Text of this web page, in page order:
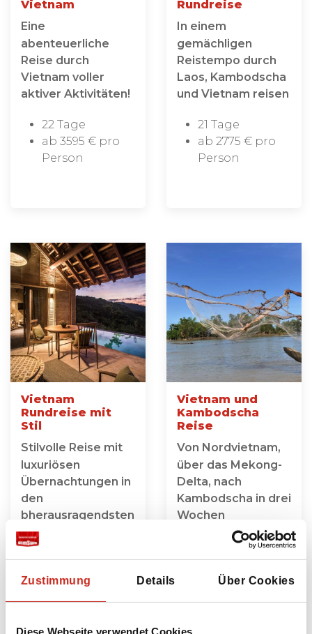
Zustimmung Details Über Cookies
Diese Webseite verwendet Cookies
Vietnam
Eine
abenteuerliche
Reise durch
Vietnam voller
aktiver Aktivitäten!
22 Tage
ab 3595 € pro
Person
Rundreise
In einem
gemächligen
Reistempo durch
Laos, Kambodscha
und Vietnam reisen
21 Tage
ab 2775 € pro
Person
Vietnam
Rundreise mit
Stil
Stilvolle Reise mit
luxuriösen
Übernachtungen in
den
bherausragendsten
Unterkünften
20 Tage
ab 4495 € pro
Vietnam und
Kambodscha
Reise
Von Nordvietnam,
über das Mekong-
Delta, nach
Kambodscha in drei
Wochen
19 Tage
ab 2595 € pro
Person